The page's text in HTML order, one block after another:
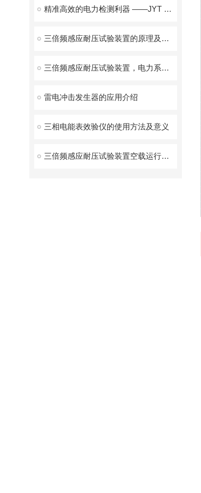
精准高效的电力检测利器 ——JYT 变压器变比测试仪优势解析
三倍频感应耐压试验装置的原理及日常维护策略
三倍频感应耐压试验装置，电力系统测试的重要工具
雷电冲击发生器的应用介绍
三相电能表效验仪的使用方法及意义
三倍频感应耐压试验装置空载运行时间不应过长